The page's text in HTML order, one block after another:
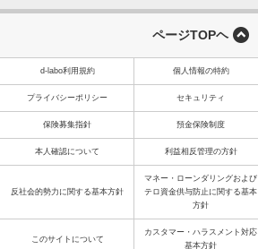
ページTOPヘ
d-labo利用規約 個人情報の特約
プライバシーポリシー セキュリティ
保険募集指針 預金保険制度
本人確認について 利益相反管理の方針
反社会的勢力に関する基本方針
マネー・ローンダリングおよび
テロ資金供与防止に関する基本
方針
このサイトについて
カスタマー・ハラスメント対応
基本方針